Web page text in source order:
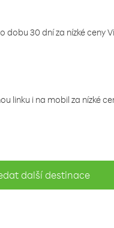
30 dní za nízké ceny
i na mobil za nízké
další destinace